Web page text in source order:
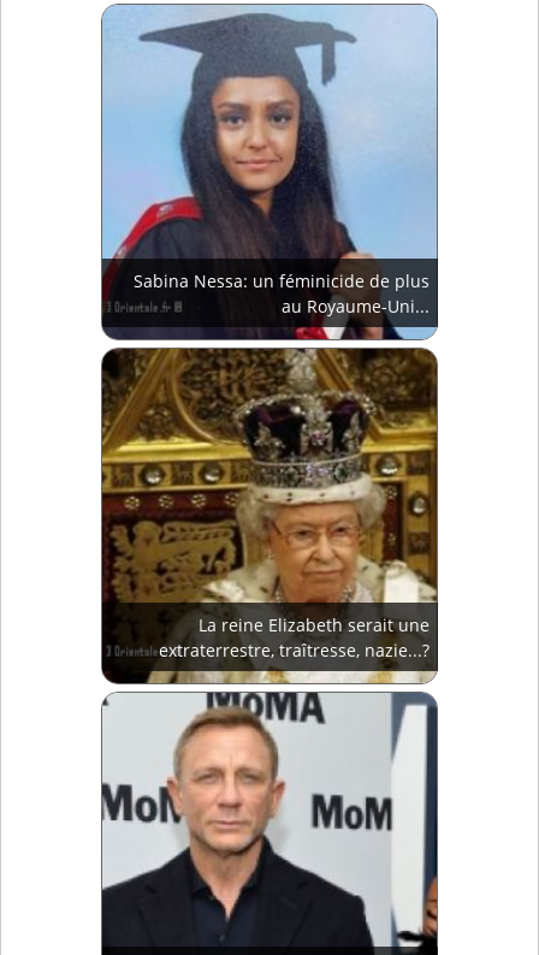
Sabina Nessa: un féminicide de plus
au Royaume-Uni...
La reine Elizabeth serait une
extraterrestre, traîtresse, nazie...?